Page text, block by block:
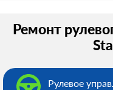
Ремонт
Рулевое